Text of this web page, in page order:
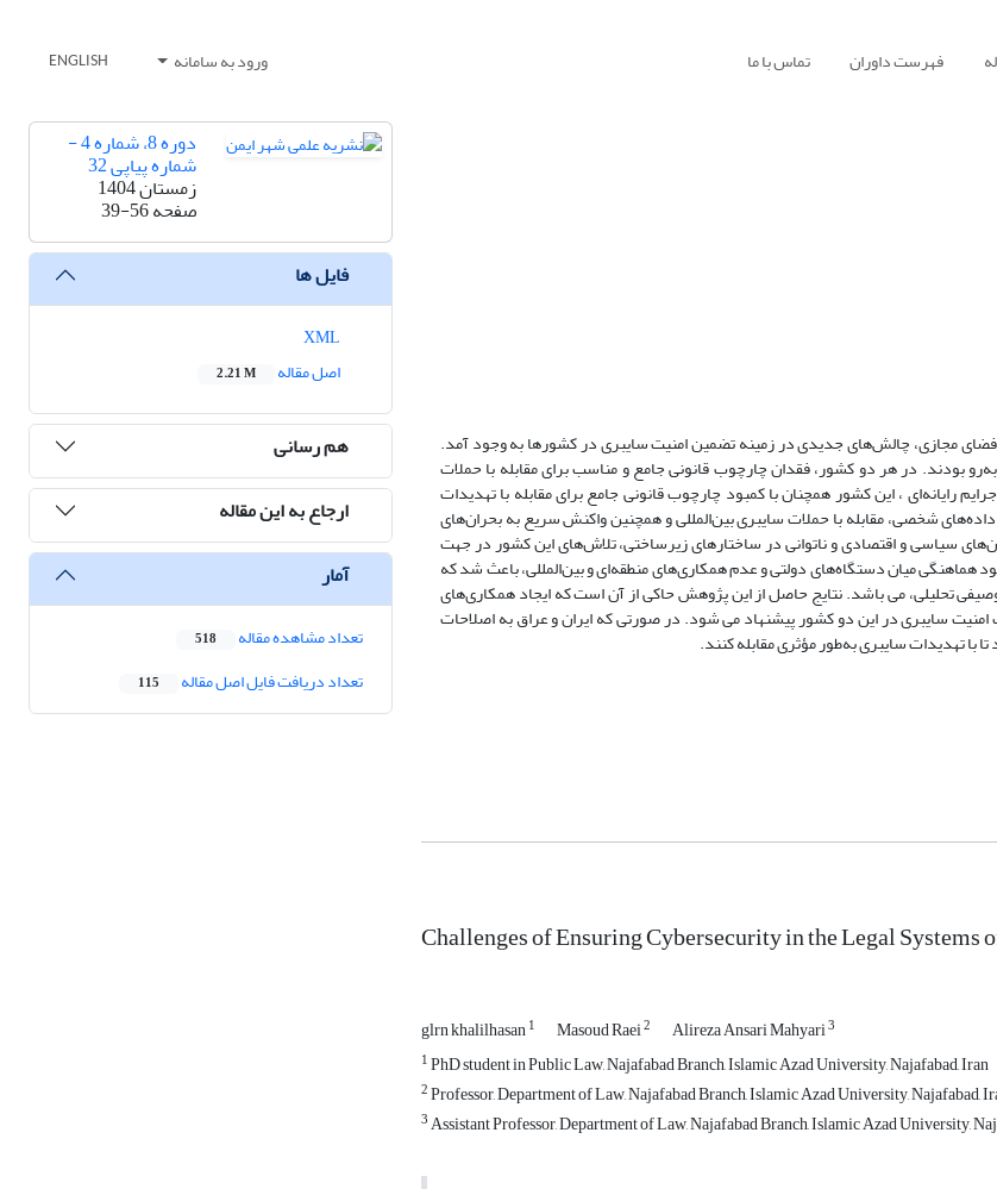
فهرست داوران تماس با ما ورود به سامانه ENGLISH
مجازی، چالش‌های جدیدی در زمینه تضمین امنیت سایبری در کشورها به وجود آمد.
بودند. در هر دو کشور، فقدان چارچوب قانونی جامع و مناسب برای مقابله با حملات
رایانه‌ای ، این کشور همچنان با کمبود چارچوب قانونی جامع برای مقابله با تهدیدات
شخصی، مقابله با حملات سایبری بین‌المللی و همچنین واکنش سریع به بحران‌های
سیاسی و اقتصادی و ناتوانی در ساختارهای زیرساختی، تلاش‌های این کشور در جهت
هماهنگی میان دستگاه‌های دولتی و عدم همکاری‌های منطقه‌ای و بین‌المللی، باعث شد که
تحلیلی، می باشد. نتایج حاصل از این پژوهش حاکی از آن است که ایجاد همکاری‌های
امنیت سایبری در این دو کشور پیشنهاد می شود. در صورتی که ایران و عراق به اصلاحات
تهدیدات سایبری به‌طور مؤثری مقابله کنند.
Challenges of Ensuring Cybersecurity in the Legal Systems
glrn khalilhasan1 Masoud Raei2 Alireza Ansari Mahyari3
1PhD student in Public Law, Najafabad Branch, Islamic Azad University, Najafabad, Iran
2Professor, Department of Law, Najafabad Branch, Islamic Azad University, Najafabad,
3Assistant Professor, Department of Law, Najafabad Branch, Islamic Azad University,
دوره 8، شماره 4 -
شماره پیاپی 32
زمستان 1404
صفحه39-56
فایل ها
اصل مقاله
2.21 M
هم رسانی
ارجاع به این مقاله
آمار
تعداد مشاهده مقاله 518
تعداد دریافت فایل اصل مقاله 115